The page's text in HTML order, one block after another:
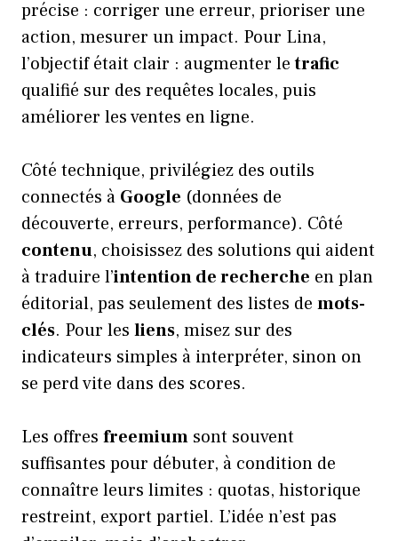
précise : corriger une erreur, prioriser une
action, mesurer un impact. Pour Lina,
l’objectif était clair : augmenter letrafic
qualifié sur des requêtes locales, puis
améliorer les ventes en ligne.
Côté technique, privilégiez des outils
connectés à Google (données de
découverte, erreurs, performance). Côté
contenu, choisissez des solutions qui aident
à traduire l’intention de recherche en plan
éditorial, pas seulement des listes de mots-
clés. Pour les liens, misez sur des
indicateurs simples à interpréter, sinon on
se perd vite dans des scores.
Les offres freemium sont souvent
suffisantes pour débuter, à condition de
connaître leurs limites : quotas, historique
restreint, export partiel. L’idée n’est pas